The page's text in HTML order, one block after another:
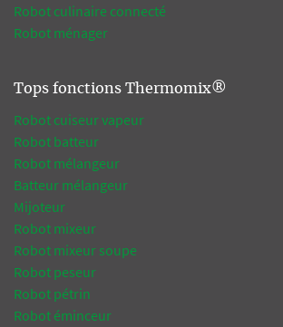
Robot culinaire connecté
Robot ménager
Tops fonctions Thermomix®
Robot cuiseur vapeur
Robot batteur
Robot mélangeur
Batteur mélangeur
Mijoteur
Robot mixeur
Robot mixeur soupe
Robot peseur
Robot pétrin
Robot éminceur